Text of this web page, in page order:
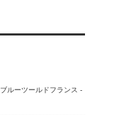
ルーツールドフランス -